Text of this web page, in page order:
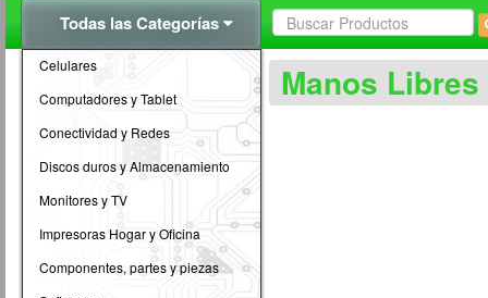
Todas las Categorías
Celulares
Computadores y Tablet
Conectividad y Redes
Discos duros y Almacenamiento
Monitores y TV
Impresoras Hogar y Oficina
Componentes, partes y piezas
Manos Libres